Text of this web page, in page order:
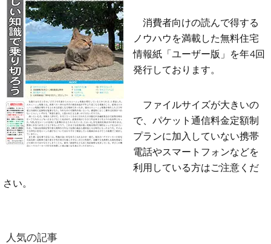
消費者向けの読んで得する
ノウハウを満載した無料住宅
情報紙「ユーザー版」を年4回
発行しております。
ファイルサイズが大きいの
で、パケット通信料金定額制
プランに加入していない携帯
電話やスマートフォンなどを
利用している方はご注意くだ
さい。
人気の記事